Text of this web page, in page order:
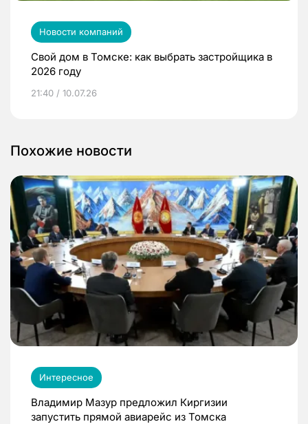
Новости компаний
Свой дом в Томске: как выбрать застройщика в
2026 году
21:40 / 10.07.26
Похожие новости
Интересное
Владимир Мазур предложил Киргизии
запустить прямой авиарейс из Томска